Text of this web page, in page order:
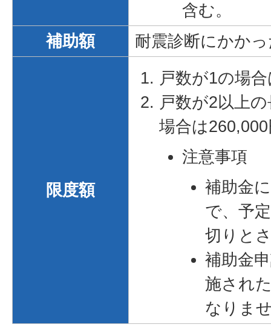
含む。
補助額
耐震診断にかか
限度額
戸数が1の場
戸数が2以上
場合は
注意事項
補助金
で、予
切りと
補助金
施され
なりま